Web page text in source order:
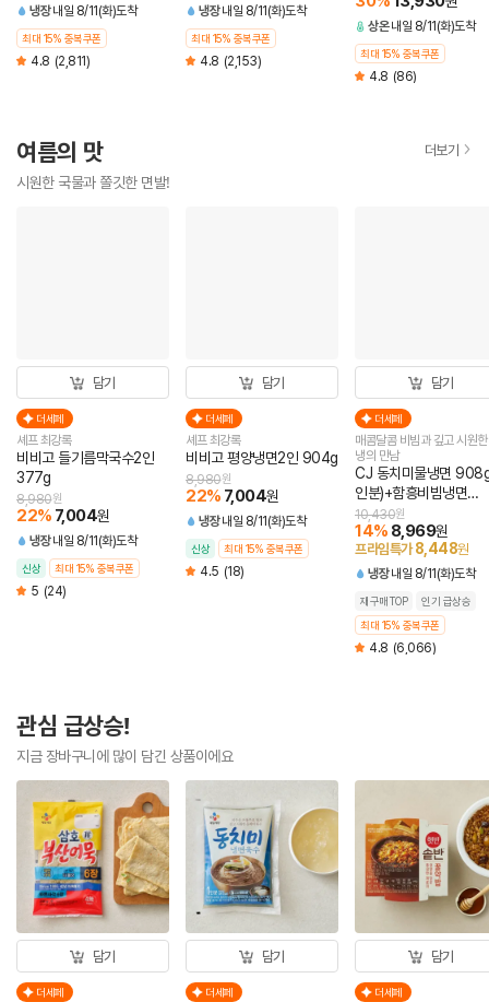
냉장 내일 8/11(화)도착
최대 15% 중복쿠폰
4.8 (2,811)
냉장 내일 8/11(화)도착
최대 15% 중복쿠폰
4.8 (2,153)
상온 내일 8/11(화)도착
최대 15% 중복쿠폰
4.8 (86)
여름의 맛
시원한 국물과 쫄깃한 면발!
더보기
담기
더세페
셰프 최강록
비비고 들기름막국수2인
377g
22% 7,004원
8,980원
냉장 내일 8/11(화)도착
신상 최대 15% 중복쿠폰
5 (24)
담기
더세페
셰프 최강록
비비고 평양냉면2인 904g
22% 7,004원
8,980원
냉장 내일 8/11(화)도착
신상 최대 15% 중복쿠폰
4.5 (18)
담기
더세페
매콤달콤 비빔과 깊고 시원
냉의 만남
CJ 동치미물냉면
인분)+함흥비빔냉면
474.4g(2인분)
14% 8,969원
10,430원
프라임특가 8,448원
냉장 내일 8/11(화)도착
재구매TOP
인기 급상승
최대 15% 중복쿠폰
4.8 (6,066)
관심 급상승!
지금 장바구니에 많이 담긴 상품이에요
담기
더세페
담기
더세페
담기
더세페